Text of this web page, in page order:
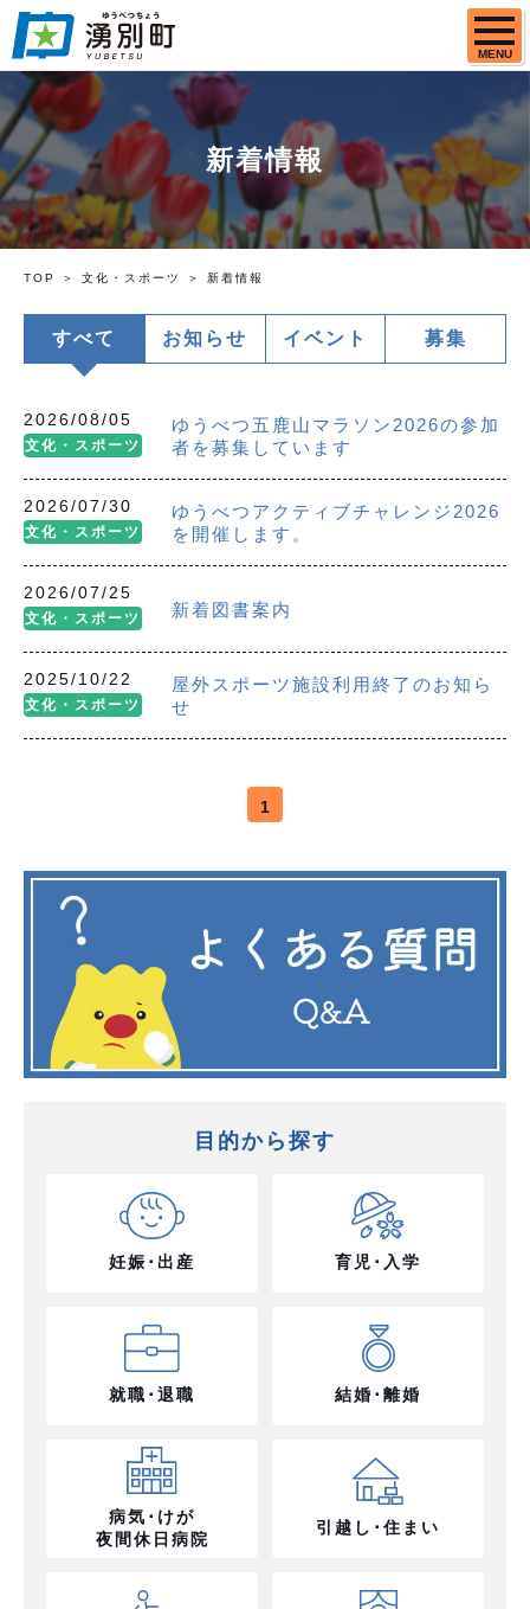
MENU
新着情報
TOP 文化・スポーツ 新着情報
すべて お知らせ イベント 募集
2026/08/05
文化・スポーツ
ゆうべつ五鹿山マラソン2026の参加
者を募集しています
2026/07/30
文化・スポーツ
ゆうべつアクティブチャレンジ2026
を開催します。
2026/07/25
文化・スポーツ 新着図書案内
2025/10/22
文化・スポーツ
屋外スポーツ施設利用終了のお知ら
せ
1
目的から探す
妊娠･出産 育児･入学
就職･退職 結婚･離婚
病気･けが
夜間休日病院
引越し･住まい